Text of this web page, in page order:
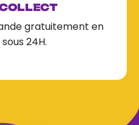
gratuitement en
24H.